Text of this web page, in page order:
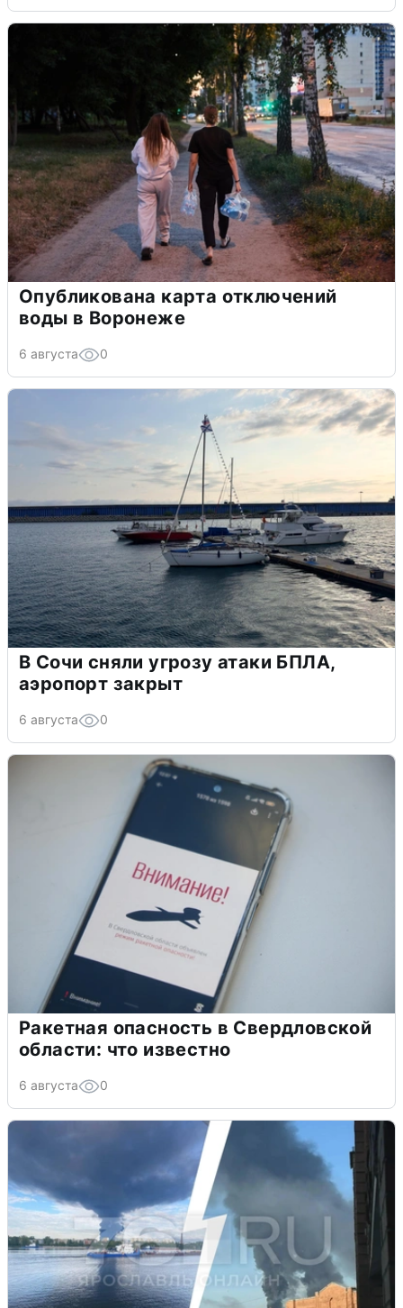
Опубликована карта отключений
воды в Воронеже
6 августа 0
В Сочи сняли угрозу атаки БПЛА,
аэропорт закрыт
6 августа 0
Ракетная опасность в Свердловской
области: что известно
6 августа 0